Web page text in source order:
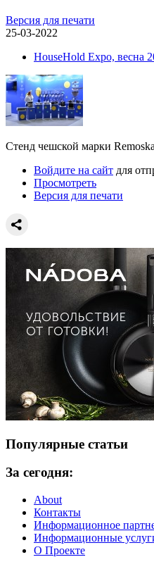
Версия для печати
25-03-2022
HouseHold Expo, весна
Стенд чешской марки Remoska
Войдите на сайт для
Просмотреть
Версия для печати
Популярные статьи
За сегодня:
About
Контакты
Информационное
Информационные
О Проекте